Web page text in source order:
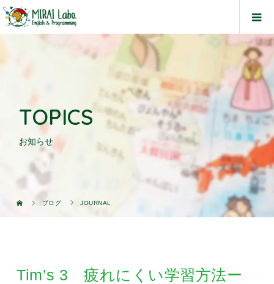
TOPICS
お知らせ
ブログ JOURNAL
Tim’s 3 疲れにくい学習方法ー